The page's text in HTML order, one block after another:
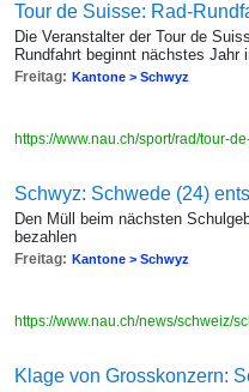
Tour de Suisse: Rad-
Die Veranstalter der Tour de
Rundfahrt beginnt nächstes Jahr
Freitag: Kantone > Schwyz
https://www.nau.ch/sport/rad/tour-
Schwyz: Schwede (24)
Den Müll beim nächsten
bezahlen
Freitag: Kantone > Schwyz
https://www.nau.ch/news/schweiz/
Klage von Grosskonzern: